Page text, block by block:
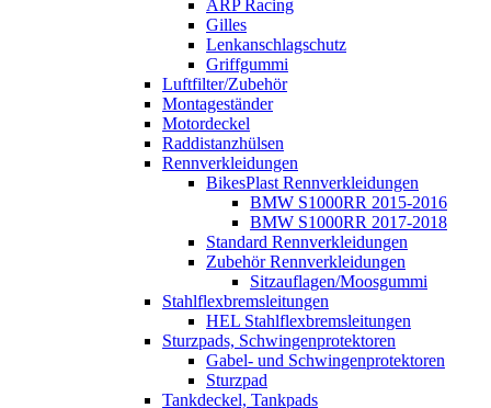
ARP Racing
Gilles
Lenkanschlagschutz
Griffgummi
Luftfilter/Zubehör
Montageständer
Motordeckel
Raddistanzhülsen
Rennverkleidungen
BikesPlast Rennverkleidungen
BMW S1000RR 2015-2016
BMW S1000RR 2017-2018
Standard Rennverkleidungen
Zubehör Rennverkleidungen
Sitzauflagen/Moosgummi
Stahlflexbremsleitungen
HEL Stahlflexbremsleitungen
Sturzpads, Schwingenprotektoren
Gabel- und Schwingenprotektoren
Sturzpad
Tankdeckel, Tankpads